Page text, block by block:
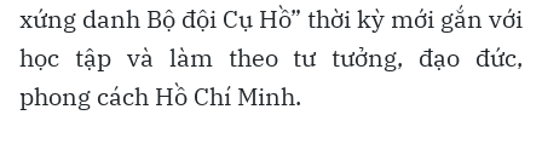
xứng danh Bộ đội Cụ Hồ” thời kỳ mới gắn với
học tập và làm theo tư tưởng, đạo đức,
phong cách Hồ Chí Minh.